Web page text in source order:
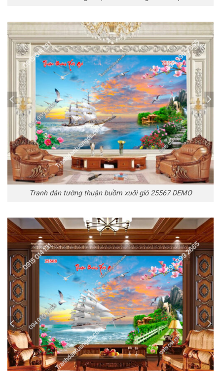
Tranh dán tường thuận buồm xuôi gió 25567 DEMO